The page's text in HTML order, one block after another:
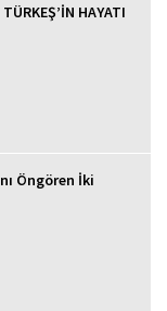
HAYATI
Öngören İki